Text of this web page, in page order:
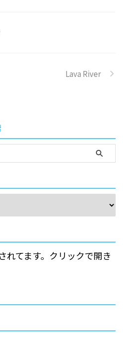
Lava River
れてます。クリックで開き